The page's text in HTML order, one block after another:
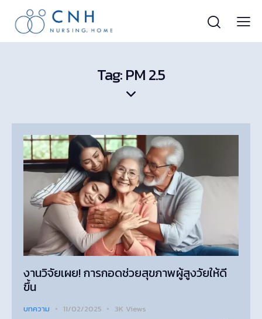
Tag: PM 2.5
งานวิจัยเผย! การกอดช่วยสุขภาพผู้สูงวัยให้ดี
ขึ้น
บทความ 11/02/2025 3K Views